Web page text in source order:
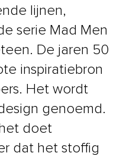
lijnen,
serie Mad Men
De jaren 50
inspiratiebron
Het wordt
genoemd.
doet
dat het stoffig